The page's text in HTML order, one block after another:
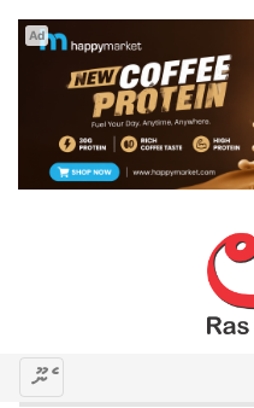
Ad
މެނޫ